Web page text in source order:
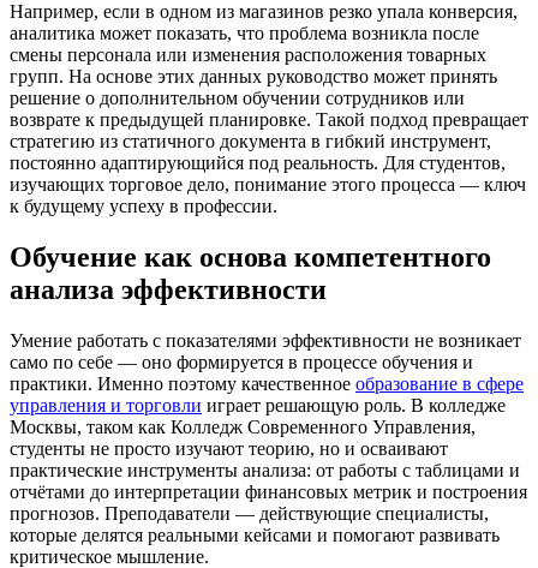
Например, если в одном из магазинов резко упала конверсия,
аналитика может показать, что проблема возникла после
смены персонала или изменения расположения товарных
групп. На основе этих данных руководство может принять
решение о дополнительном обучении сотрудников или
возврате к предыдущей планировке. Такой подход превращает
стратегию из статичного документа в гибкий инструмент,
постоянно адаптирующийся под реальность. Для студентов,
изучающих торговое дело, понимание этого процесса — ключ
к будущему успеху в профессии.
Обучение как основа компетентного
анализа эффективности
Умение работать с показателями эффективности не возникает
само по себе — оно формируется в процессе обучения и
практики. Именно поэтому качественное образование в сфере
управления и торговли играет решающую роль. В колледже
Москвы, таком как Колледж Современного Управления,
студенты не просто изучают теорию, но и осваивают
практические инструменты анализа: от работы с таблицами и
отчётами до интерпретации финансовых метрик и построения
прогнозов. Преподаватели — действующие специалисты,
которые делятся реальными кейсами и помогают развивать
критическое мышление.